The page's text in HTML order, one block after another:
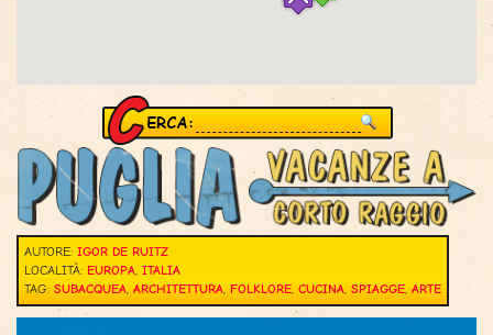
AUTORE: IGOR DE RUITZ
LOCALITÀ: EUROPA, ITALIA
TAG: SUBACQUEA, ARCHITETTURA, FOLKLORE, CUCINA, SPIAGGE, ARTE